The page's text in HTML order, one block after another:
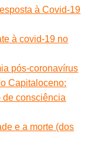
à Covid-19
à covid-19 no
pós-coronavírus
Capitaloceno:
de consciência
e a morte (dos